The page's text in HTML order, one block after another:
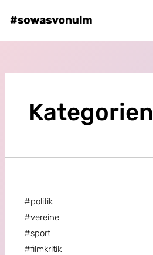
Kategorien
#politik
#vereine
#sport
#filmkritik